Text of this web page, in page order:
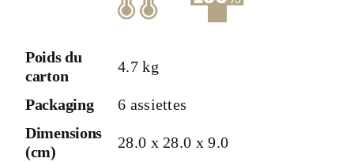
Poids du
carton
4.7 kg
Packaging
6 assiettes
Dimensions
(cm)
28.0 x 28.0 x 9.0